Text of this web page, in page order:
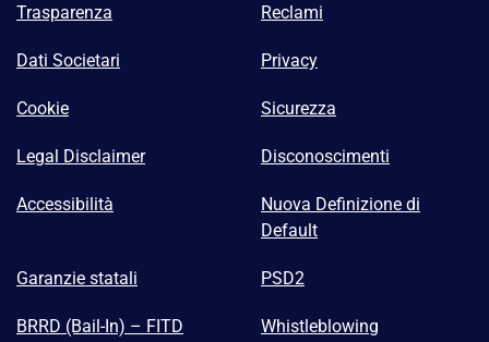
Trasparenza Reclami
Dati Societari Privacy
Cookie Sicurezza
Legal Disclaimer Disconoscimenti
Accessibilità
Nuova Definizione di
Default
Garanzie statali PSD2
BRRD (Bail-In) – FITD
Whistleblowing